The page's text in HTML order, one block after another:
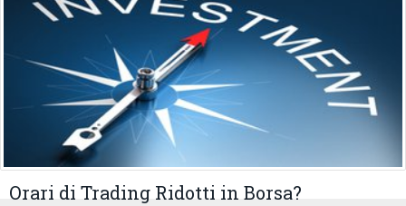
13 GENNAIO 2021
Orari di Trading Ridotti in Borsa?